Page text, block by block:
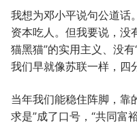
我想为邓小平说句公道话
资本吃人。但我要说，没
猫黑猫”的实用主义、没
我们早就像苏联一样，四
当年我们能稳住阵脚，靠
求是”成了口号，“共同富